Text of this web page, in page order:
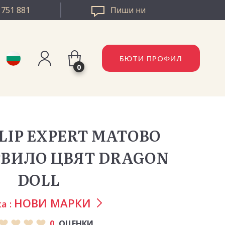
881 Пиши ни
ЕВРОПА
0
БЮТИ ПРОФИЛ
EXPERT МАТОВО
ЦВЯТ DRAGON
DOLL
: НОВИ МАРКИ